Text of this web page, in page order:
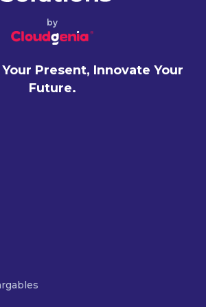
by
Present, Innovate Your
Future.